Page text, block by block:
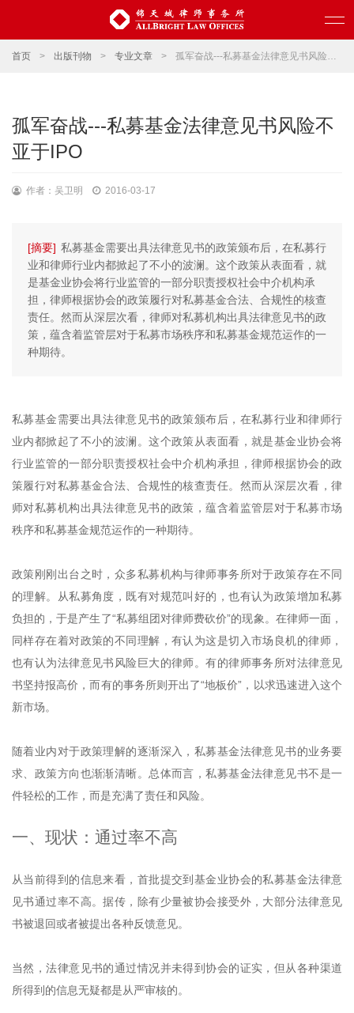
首页 > 出版刊物 > 专业文章 > 孤军奋战---私募基金法律意见书风险不亚于IPO
孤军奋战---私募基金法律意见书风险不
亚于IPO
作者：吴卫明 2016-03-17
[摘要] 私募基金需要出具法律意见书的政策颁布后，在私募行
业和律师行业内都掀起了不小的波澜。这个政策从表面看，就
是基金业协会将行业监管的一部分职责授权社会中介机构承
担，律师根据协会的政策履行对私募基金合法、合规性的核查
责任。然而从深层次看，律师对私募机构出具法律意见书的政
策，蕴含着监管层对于私募市场秩序和私募基金规范运作的一
种期待。
私募基金需要出具法律意见书的政策颁布后，在私募行业和律师行
业内都掀起了不小的波澜。这个政策从表面看，就是基金业协会将
行业监管的一部分职责授权社会中介机构承担，律师根据协会的政
策履行对私募基金合法、合规性的核查责任。然而从深层次看，律
师对私募机构出具法律意见书的政策，蕴含着监管层对于私募市场
秩序和私募基金规范运作的一种期待。
政策刚刚出台之时，众多私募机构与律师事务所对于政策存在不同
的理解。从私募角度，既有对规范叫好的，也有认为政策增加私募
负担的，于是产生了“私募组团对律师费砍价”的现象。在律师一面，
同样存在着对政策的不同理解，有认为这是切入市场良机的律师，
也有认为法律意见书风险巨大的律师。有的律师事务所对法律意见
书坚持报高价，而有的事务所则开出了“地板价”，以求迅速进入这个
新市场。
随着业内对于政策理解的逐渐深入，私募基金法律意见书的业务要
求、政策方向也渐渐清晰。总体而言，私募基金法律意见书不是一
件轻松的工作，而是充满了责任和风险。
一、现状：通过率不高
从当前得到的信息来看，首批提交到基金业协会的私募基金法律意
见书通过率不高。据传，除有少量被协会接受外，大部分法律意见
书被退回或者被提出各种反馈意见。
当然，法律意见书的通过情况并未得到协会的证实，但从各种渠道
所得到的信息无疑都是从严审核的。